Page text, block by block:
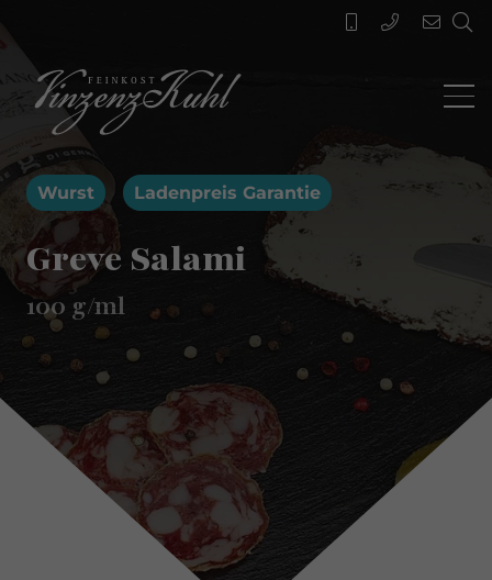
Wurst Ladenpreis Garantie
Greve Salami
100 g/ml